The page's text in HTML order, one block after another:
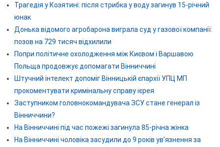
Трагедія у Козятині: після стрибка у воду загинув 15-річний
юнак
Донька відомого агробарона виграла суд у газової компанії:
позов на 729 тисяч відхилили
Попри політичне охолодження між Києвом і Варшавою
Польща продовжує допомагати Вінниччині
Штучний інтелект допоміг Вінницькій єпархії УПЦ МП
прокоментувати кримінальну справу ієрея
Заступником головнокомандувача ЗСУ стане генерал із
Вінниччини?
На Вінниччині під час пожежі загинула 85-річна жінка
На Вінниччині чоловіка засудили до 9 років ув’язнення за